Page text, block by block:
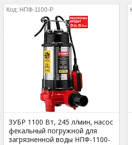
НПФ-1100-Р
ЗУБР 1100 Вт, 245 л/мин, насос
фекальный погружной для
загрязненной воды НПФ-1100-